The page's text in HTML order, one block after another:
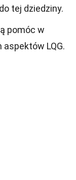
tej dziedziny.
pomóc w
LQG.